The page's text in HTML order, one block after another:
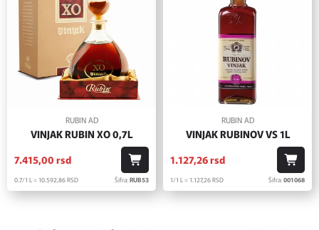
RUBIN AD
VINJAK RUBIN XO 0,7L
7.415,00 rsd
0.7/1 L = 10.592,86RSD Šifra:RUB53
RUBIN AD
VINJAK RUBINOV VS 1L
1.127,26rsd
1/1 L = 1.127,26RSD Šifra:001068